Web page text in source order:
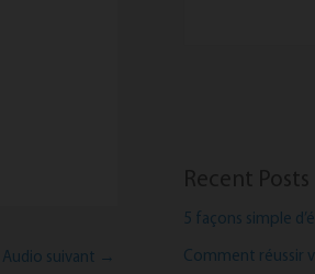
Audio suivant →
5 façons simple
Comment réussir